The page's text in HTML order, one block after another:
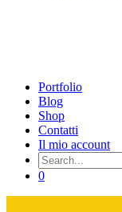
Portfolio
Blog
Shop
Contatti
Il mio account
0